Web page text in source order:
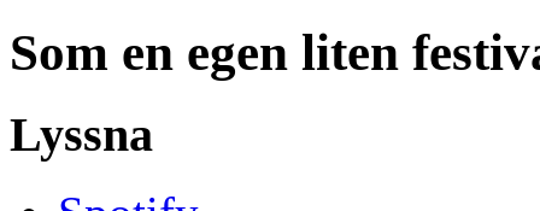
Som en egen liten
Lyssna